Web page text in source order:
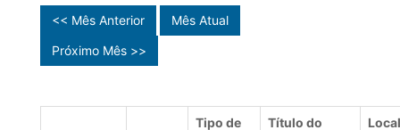
<< Mês Anterior
Mês Atual
Próximo Mês >>
Tipo de
Título do